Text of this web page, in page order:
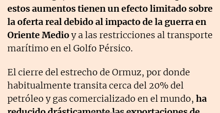
estos aumentos tienen un efecto limitado sobre
la oferta real debido al impacto de la guerra en
Oriente Medioy a las restricciones al transporte
marítimo en el Golfo Pérsico.
El cierre del estrecho de Ormuz, por donde
habitualmente transita cerca del 20% del
petróleo y gas comercializado en el mundo, ha